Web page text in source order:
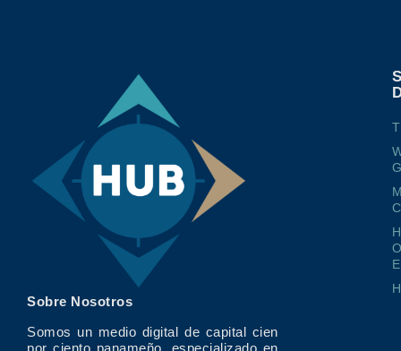
Sobre Nosotros
Somos un medio digital de capital cien
por ciento panameño, especializado en